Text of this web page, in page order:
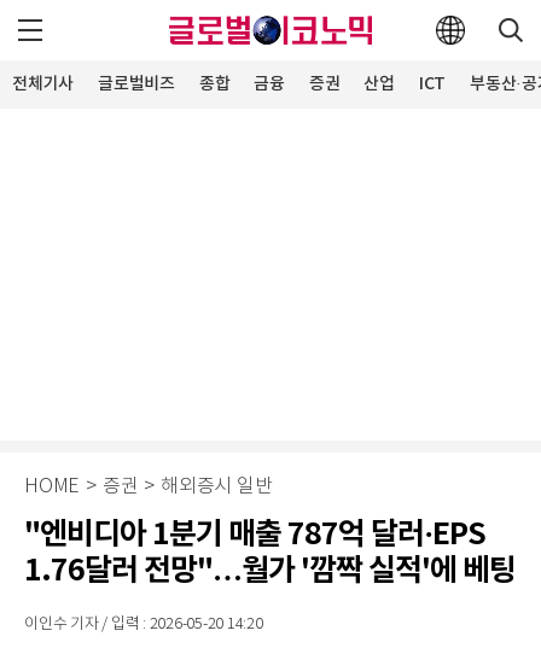
전체기사 글로벌비즈 종합 금융 증권 산업 ICT 부동산·
HOME > 증권 > 해외증시 일반
"엔비디아 1분기 매출 787억 달러·EPS
1.76달러 전망"…월가 '깜짝 실적'에 베팅
이인수 기자 / 입력 : 2026-05-20 14:20